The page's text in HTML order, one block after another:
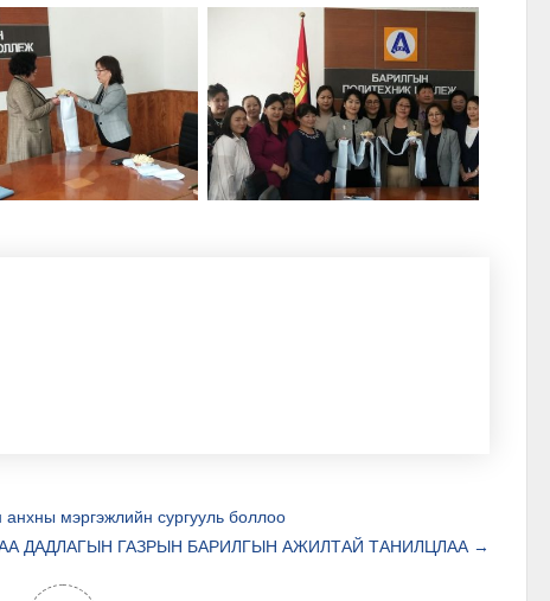
анхны мэргэжлийн сургууль боллоо
ДАДЛАГЫН ГАЗРЫН БАРИЛГЫН АЖИЛТАЙ ТАНИЛЦЛАА →